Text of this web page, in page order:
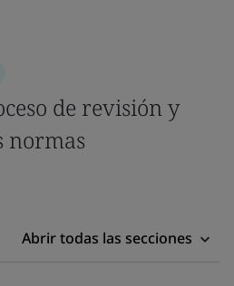
de revisión y
normas
Abrir todas las secciones